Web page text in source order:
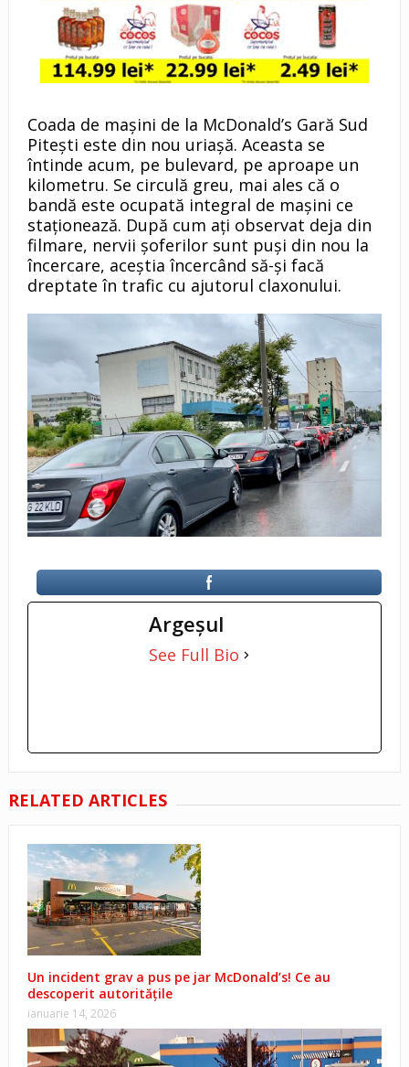
Coada de mașini de la McDonald’s Gară Sud
Pitești este din nou uriașă. Aceasta se
întinde acum, pe bulevard, pe aproape un
kilometru. Se circulă greu, mai ales că o
bandă este ocupată integral de mașini ce
staționează. După cum ați observat deja din
filmare, nervii șoferilor sunt puși din nou la
încercare, aceștia încercând să-și facă
dreptate în trafic cu ajutorul claxonului.
Argeşul
See Full Bio
RELATED ARTICLES
Un incident grav a pus pe jar McDonald’s! Ce au
descoperit autoritățile
ianuarie 14, 2026